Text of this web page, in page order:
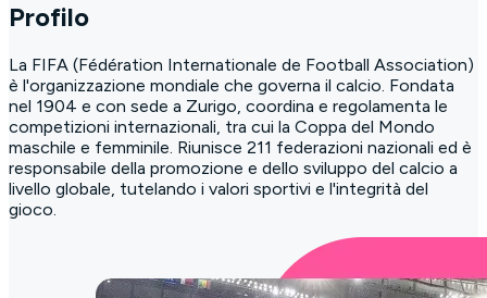
Profilo
La FIFA (Fédération Internationale de Football Association)
è l'organizzazione mondiale che governa il calcio. Fondata
nel 1904 e con sede a Zurigo, coordina e regolamenta le
competizioni internazionali, tra cui la Coppa del Mondo
maschile e femminile. Riunisce 211 federazioni nazionali ed è
responsabile della promozione e dello sviluppo del calcio a
livello globale, tutelando i valori sportivi e l'integrità del
gioco.